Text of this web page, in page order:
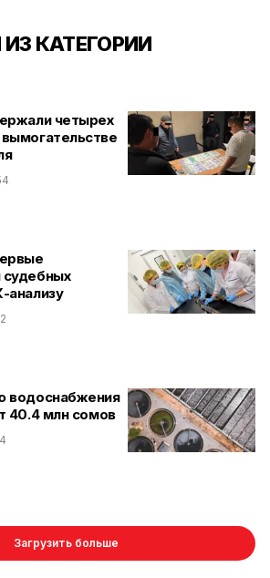
КАТЕГОРИИ
четырех
судебных
анализу
водоснабжения
40.4 млн сомов
Загрузить больше